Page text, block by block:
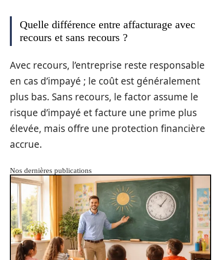
Quelle différence entre affacturage avec
recours et sans recours ?
Avec recours, l’entreprise reste responsable
en cas d’impayé ; le coût est généralement
plus bas. Sans recours, le factor assume le
risque d’impayé et facture une prime plus
élevée, mais offre une protection financière
accrue.
Nos dernières publications